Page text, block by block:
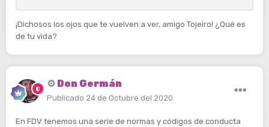
¡Dichosos los ojos que te vuelven a ver, amigo Tojeiro! ¿Qué es
de tu vida?
⚙️ Don Germán
Publicado 24 de Octubre del 2020
En FDV tenemos una serie de normas y códigos de conducta